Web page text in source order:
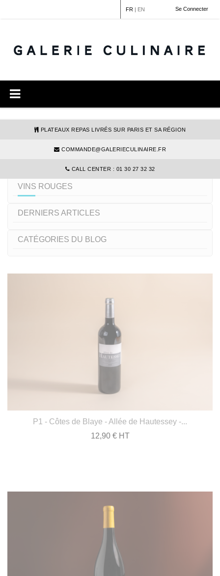
Se Connecter
FR| EN
PLATEAUX REPAS LIVRÉS SUR PARIS ET SA RÉGION
COMMANDE@GALERIECULINAIRE.FR
CALL CENTER : 01 30 27 32 32
VINS ROUGES
DERNIERS ARTICLES
CATÉGORIES DU BLOG
P1 - Côtes de Blaye - Allée de Hautessey -...
12,90 € HT